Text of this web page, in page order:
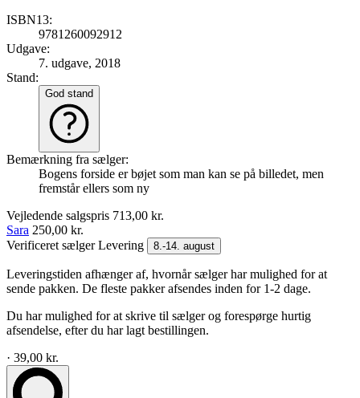
ISBN13:
9781260092912
Udgave:
7. udgave, 2018
Stand:
God stand
Bemærkning fra sælger:
Bogens forside er bøjet som man kan se på billedet, men
fremstår ellers som ny
Vejledende salgspris 713,00 kr.
Sara 250,00 kr.
Verificeret sælgerLevering 8.-14. august
Leveringstiden afhænger af, hvornår sælger har mulighed for at
sende pakken. De fleste pakker afsendes inden for 1-2 dage.
Du har mulighed for at skrive til sælger og forespørge hurtig
afsendelse, efter du har lagt bestillingen.
· 39,00 kr.